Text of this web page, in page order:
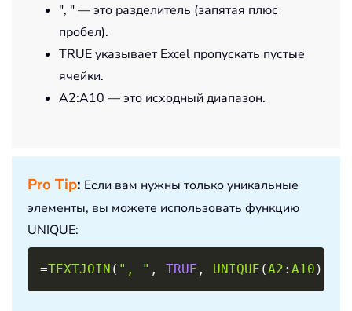
", " — это разделитель (запятая плюс
пробел).
TRUE указывает Excel пропускать пустые
ячейки.
A2:A10 — это исходный диапазон.
Pro Tip: Если вам нужны только уникальные
элементы, вы можете использовать функцию
UNIQUE:
=TEXTJOIN ( ", " , TRUE , UNIQUE (A2 : A10 )
Copy